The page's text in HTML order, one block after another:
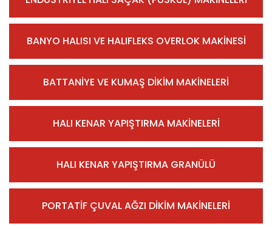
BANYO HALISI VE HALIFLEKS OVERLOK MAKİNESİ
BATTANİYE VE KUMAŞ DİKİM MAKİNELERİ
HALI KENAR YAPIŞTIRMA MAKİNELERİ
HALI KENAR YAPIŞTIRMA GRANÜLÜ
PORTATİF ÇUVAL AĞZI DİKİM MAKİNELERİ